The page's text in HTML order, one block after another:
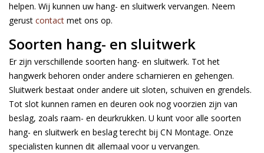
helpen. Wij kunnen uw hang- en sluitwerk vervangen. Neem
gerust contact met ons op.
Soorten hang- en sluitwerk
Er zijn verschillende soorten hang- en sluitwerk. Tot het
hangwerk behoren onder andere scharnieren en gehengen.
Sluitwerk bestaat onder andere uit sloten, schuiven en grendels.
Tot slot kunnen ramen en deuren ook nog voorzien zijn van
beslag, zoals raam- en deurkrukken. U kunt voor alle soorten
hang- en sluitwerk en beslag terecht bij CN Montage. Onze
specialisten kunnen dit allemaal voor u vervangen.